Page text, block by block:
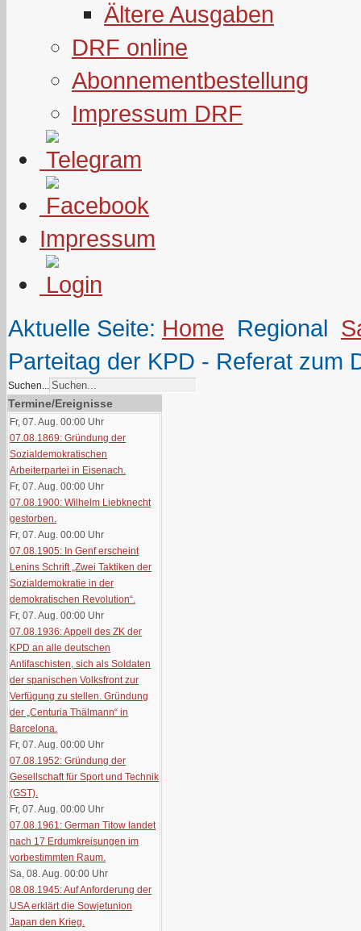
Ältere Ausgaben
DRF online
Abonnementbestellung
Impressum DRF
Impressum
Aktuelle Seite: Home Regional
Parteitag der KPD - Referat zum
Suchen...
Termine/Ereignisse
Fr, 07. Aug. 00:00 Uhr
07.08.1869: Gründung der
Sozialdemokratischen
Arbeiterpartei in Eisenach.
Fr, 07. Aug. 00:00 Uhr
07.08.1900: Wilhelm Liebknecht
gestorben.
Fr, 07. Aug. 00:00 Uhr
07.08.1905: In Genf erscheint
Lenins Schrift „Zwei Taktiken der
Sozialdemokratie in der
demokratischen Revolution“.
Fr, 07. Aug. 00:00 Uhr
07.08.1936: Appell des ZK der
KPD an alle deutschen
Antifaschisten, sich als Soldaten
der spanischen Volksfront zur
Verfügung zu stellen. Gründung
der „Centuria Thälmann“ in
Barcelona.
Fr, 07. Aug. 00:00 Uhr
07.08.1952: Gründung der
Gesellschaft für Sport und Technik
(GST).
Fr, 07. Aug. 00:00 Uhr
07.08.1961: German Titow landet
nach 17 Erdumkreisungen im
vorbestimmten Raum.
Sa, 08. Aug. 00:00 Uhr
08.08.1945: Auf Anforderung der
USA erklärt die Sowjetunion
Japan den Krieg.